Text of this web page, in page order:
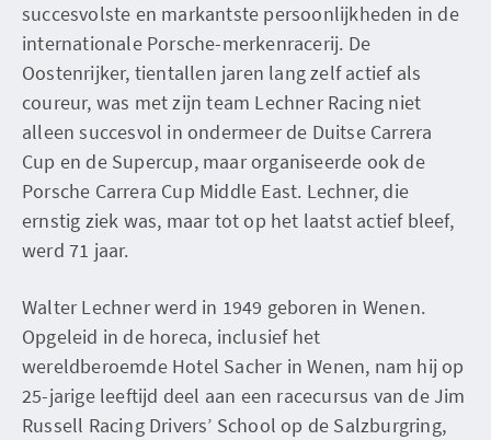
succesvolste en markantste persoonlijkheden in de
internationale Porsche-merkenracerij. De
Oostenrijker, tientallen jaren lang zelf actief als
coureur, was met zijn team Lechner Racing niet
alleen succesvol in ondermeer de Duitse Carrera
Cup en de Supercup, maar organiseerde ook de
Porsche Carrera Cup Middle East. Lechner, die
ernstig ziek was, maar tot op het laatst actief bleef,
werd 71 jaar.
Walter Lechner werd in 1949 geboren in Wenen.
Opgeleid in de horeca, inclusief het
wereldberoemde Hotel Sacher in Wenen, nam hij op
25-jarige leeftijd deel aan een racecursus van de Jim
Russell Racing Drivers’ School op de Salzburgring,